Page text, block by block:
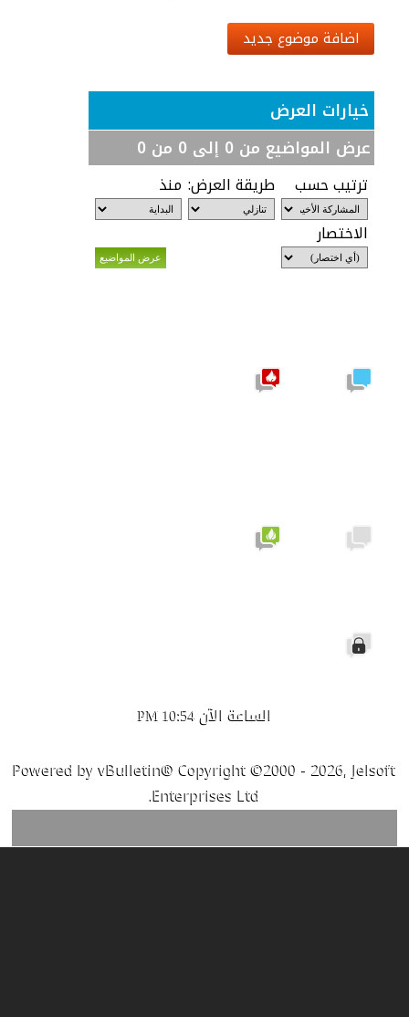
اضافة موضوع جديد
خيارات العرض
عرض المواضيع من 0 إلى 0 من 0
ترتيب حسب طريقة العرض: منذ
الاختصار
الساعة الآن 10:54 PM
Powered by vBulletin® Copyright ©2000 - 2026, Jelsoft
Enterprises Ltd.